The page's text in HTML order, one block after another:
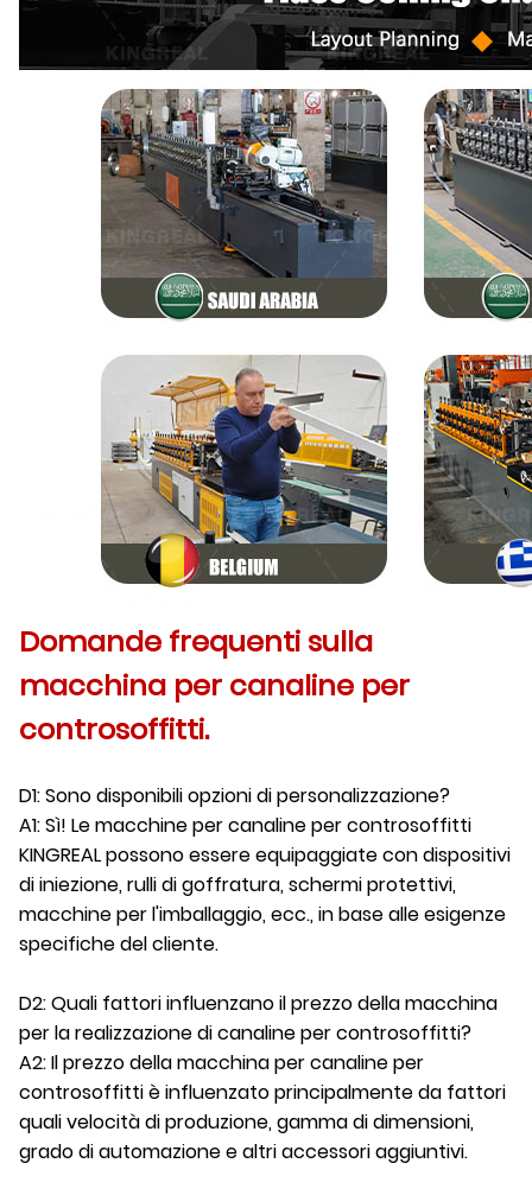
Domande frequenti sulla
macchina per canaline per
controsoffitti.
D1: Sono disponibili opzioni di personalizzazione?
A1: Sì! Le macchine per canaline per controsoffitti
KINGREAL possono essere equipaggiate con dispositivi
di iniezione, rulli di goffratura, schermi protettivi,
macchine per l'imballaggio, ecc., in base alle esigenze
specifiche del cliente.
D2: Quali fattori influenzano il prezzo della macchina
per la realizzazione di canaline per controsoffitti?
A2: Il prezzo della macchina per canaline per
controsoffitti è influenzato principalmente da fattori
quali velocità di produzione, gamma di dimensioni,
grado di automazione e altri accessori aggiuntivi.